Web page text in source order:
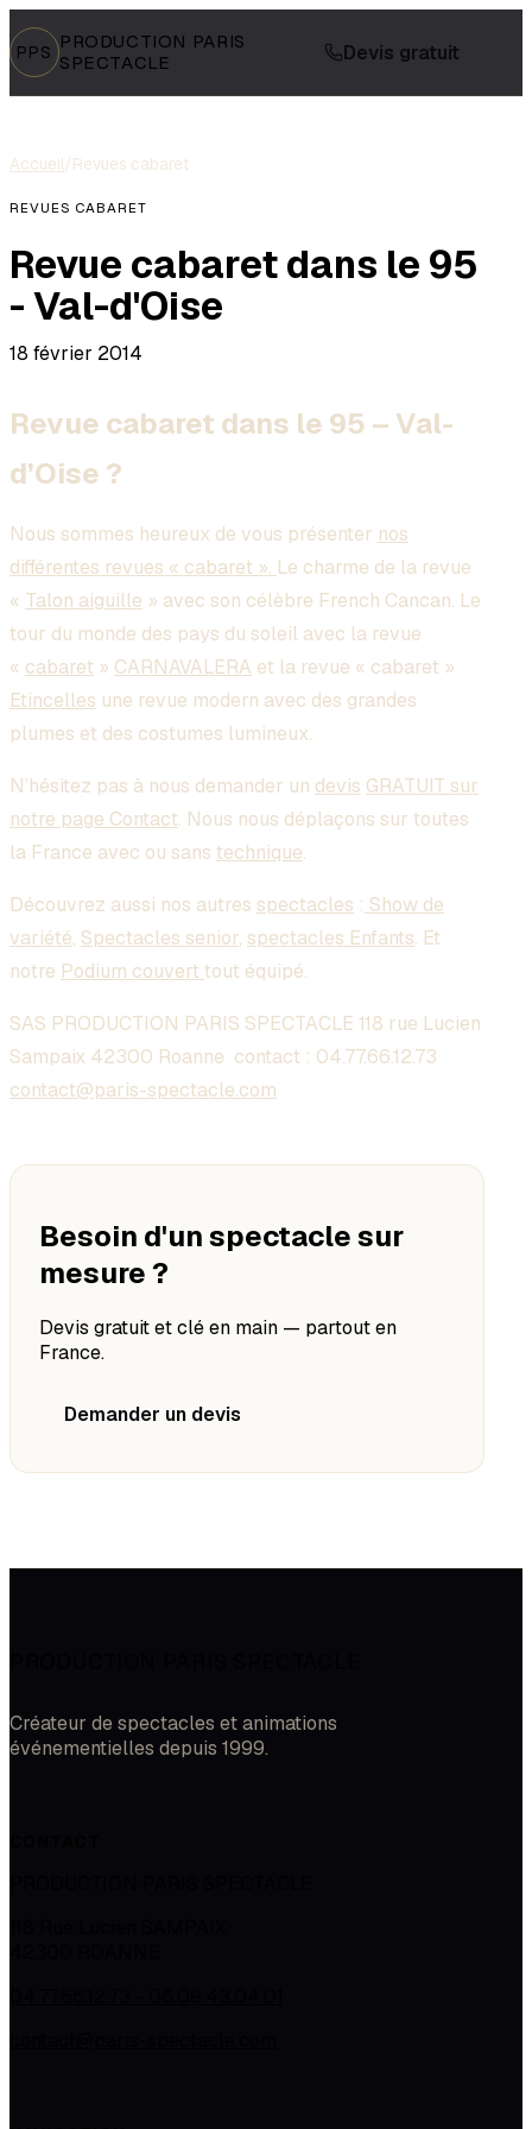
PPS PRODUCTION PARIS
SPECTACLE
Devis gratuit
Accueil/Revues cabaret
REVUES CABARET
Revue cabaret dans le 95
- Val-d'Oise
18 février 2014
Revue cabaret dans le 95 – Val-
d’Oise ?
Nous sommes heureux de vous présenter nos
différentes revues « cabaret ». Le charme de la revue
« Talon aiguille » avec son célèbre French Cancan. Le
tour du monde des pays du soleil avec la revue
« cabaret » CARNAVALERA et la revue « cabaret »
Etincelles une revue modern avec des grandes
plumes et des costumes lumineux.
N’hésitez pas à nous demander un devis GRATUIT sur
notre page Contact. Nous nous déplaçons sur toutes
la France avec ou sans technique.
Découvrez aussi nos autres spectacles : Show de
variété, Spectacles senior, spectacles Enfants. Et
notre Podium couvert tout équipé.
SAS PRODUCTION PARIS SPECTACLE 118 rue Lucien
Sampaix 42300 Roanne contact : 04.77.66.12.73
contact@paris-spectacle.com
Besoin d'un spectacle sur
mesure ?
Devis gratuit et clé en main — partout en
France.
Demander un devis
Créateur de spectacles et animations
événementielles depuis 1999.